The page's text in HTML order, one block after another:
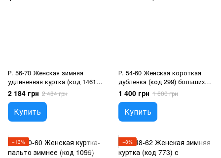
Р. 56-70 Женская зимняя
удлиненная куртка (код 1461)
супер батал, Шоколад, 68/70
2 184 грн 2 484 грн
Купить
Р. 54-60 Женская короткая
дубленка (код 299) больших
размеров, Молочний, 58/60
1 400 грн 1 600 грн
Купить
−13% −8%